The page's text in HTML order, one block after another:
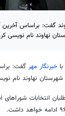
نهاوند نام نویسی
خبرنگار مهر
نهاوند نام